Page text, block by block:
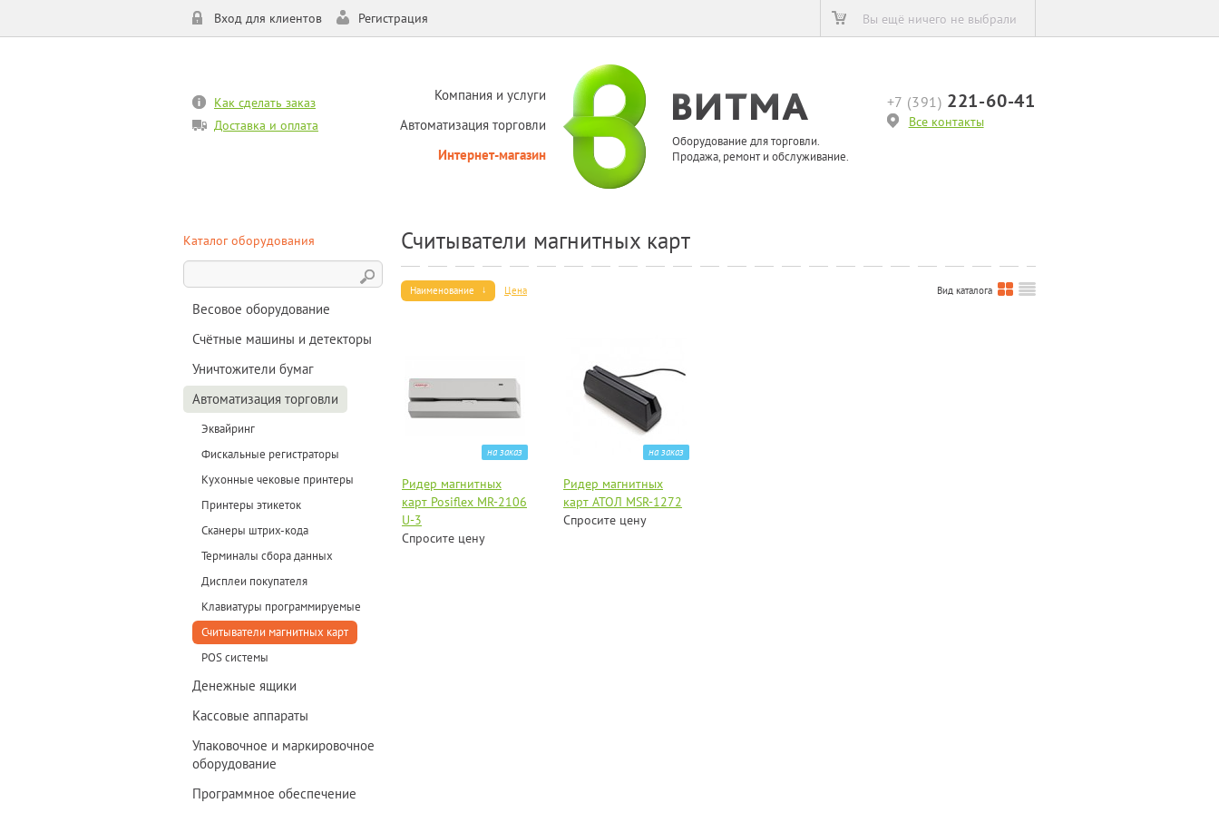
Вы ещё ничего не выбрали
Вход для клиентов Регистрация
+7 (391) 221-60-41
Все контакты
Как сделать заказ
Доставка и оплата
Компания и услуги
Автоматизация торговли
Интернет-магазин
Оборудование для торговли.
Продажа, ремонт и обслуживание.
Каталог оборудования
Весовое оборудование
Счётные машины и детекторы
Уничтожители бумаг
Автоматизация торговли
Эквайринг
Фискальные регистраторы
Кухонные чековые принтеры
Принтеры этикеток
Сканеры штрих-кода
Терминалы сбора данных
Дисплеи покупателя
Клавиатуры программируемые
Считыватели магнитных карт
POS системы
Денежные ящики
Кассовые аппараты
Упаковочное и маркировочное
оборудование
Программное обеспечение
Считыватели магнитных карт
Вид каталога
Наименование Цена
Ридер магнитных
карт Posiflex MR-2106
U-3
на заказ
Спросите цену
Ридер магнитных
карт АТОЛ MSR-1272
на заказ
Спросите цену